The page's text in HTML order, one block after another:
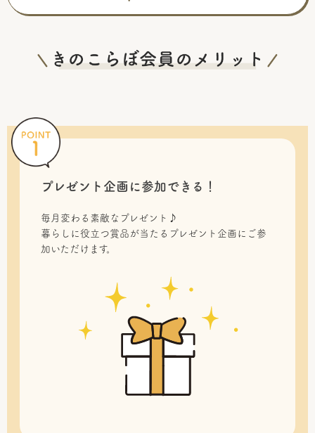
プレゼント企画に参加できる！
毎月変わる素敵なプレゼント♪
暮らしに役立つ賞品が当たるプレゼント企画にご参
加いただけます。